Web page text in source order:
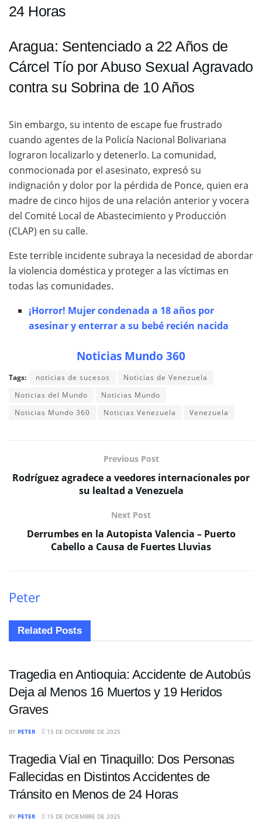
24 Horas
Aragua: Sentenciado a 22 Años de
Cárcel Tío por Abuso Sexual Agravado
contra su Sobrina de 10 Años
Sin embargo, su intento de escape fue frustrado
cuando agentes de la Policía Nacional Bolivariana
lograron localizarlo y detenerlo. La comunidad,
conmocionada por el asesinato, expresó su
indignación y dolor por la pérdida de Ponce, quien era
madre de cinco hijos de una relación anterior y vocera
del Comité Local de Abastecimiento y Producción
(CLAP) en su calle.
Este terrible incidente subraya la necesidad de abordar
la violencia doméstica y proteger a las víctimas en
todas las comunidades.
¡Horror! Mujer condenada a 18 años por
asesinar y enterrar a su bebé recién nacida
Noticias Mundo 360
Tags: noticias de sucesos
Noticias de Venezuela
Noticias del Mundo
Noticias Mundo
Noticias Mundo 360
Noticias Venezuela Venezuela
Previous Post
Rodríguez agradece a veedores internacionales por
su lealtad a Venezuela
Next Post
Derrumbes en la Autopista Valencia – Puerto
Cabello a Causa de Fuertes Lluvias
Peter
Related Posts
SUCESOS
Tragedia en Antioquia: Accidente de Autobús
Deja al Menos 16 Muertos y 19 Heridos
Graves
BY PETER 15 DE DICIEMBRE DE 2025
Tragedia Vial en Tinaquillo: Dos Personas
Fallecidas en Distintos Accidentes de
Tránsito en Menos de 24 Horas
BY PETER 15 DE DICIEMBRE DE 2025